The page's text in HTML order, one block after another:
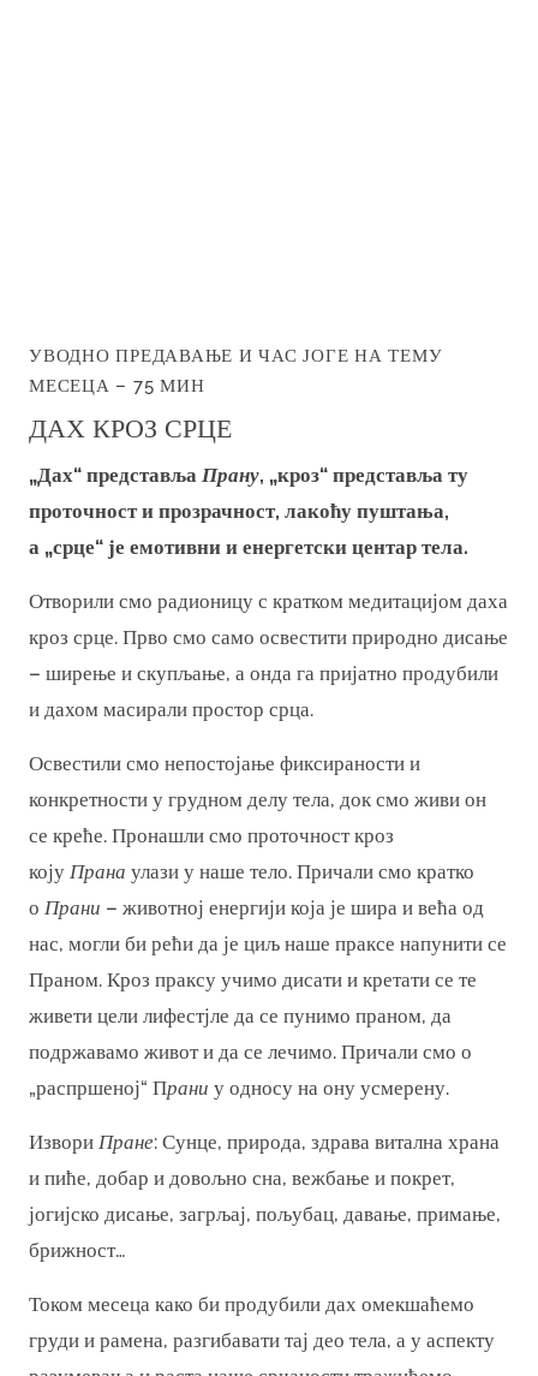
УВОДНО ПРЕДАВАЊЕ И ЧАС ЈОГЕ НА ТЕМУ
МЕСЕЦА – 75 МИН
ДАХ КРОЗ СРЦЕ
„Дах“ представља Прану, „кроз“ представља ту
проточност и прозрачност, лакоћу пуштања,
а „срце“ је емотивни и енергетски центар тела.
Отворили смо радионицу с кратком медитацијом даха
кроз срце. Прво смо само освестити природно дисање
– ширење и скупљање, а онда га пријатно продубили
и дахом масирали простор срца.
Освестили смо непостојање фиксираности и
конкретности у грудном делу тела, док смо живи он
се креће. Пронашли смо проточност кроз
коју Прана улази у наше тело. Причали смо кратко
о Прани – животној енергији која је шира и већа од
нас, могли би рећи да је циљ наше праксе напунити се
Праном. Кроз праксу учимо дисати и кретати се те
живети цели лифестјле да се пунимо праном, да
подржавамо живот и да се лечимо. Причали смо о
„распршеној“ Прани у односу на ону усмерену.
Извори Пране: Сунце, природа, здрава витална храна
и пиће, добар и довољно сна, вежбање и покрет,
јогијско дисање, загрљај, пољубац, давање, примање,
брижност…
Током месеца како би продубили дах омекшаћемо
груди и рамена, разгибавати тај део тела, а у аспекту